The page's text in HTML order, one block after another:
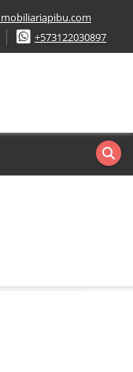
+573122030897